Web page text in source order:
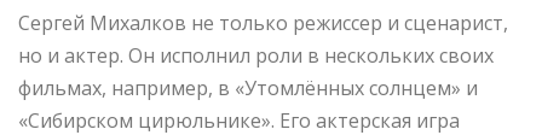
Сергей Михалков не только режиссер и сценарист,
но и актер. Он исполнил роли в нескольких своих
фильмах, например, в «Утомлённых солнцем» и
«Сибирском цирюльнике». Его актерская игра